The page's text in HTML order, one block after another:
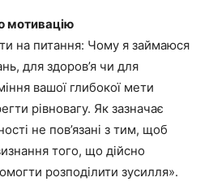
мотивацію
на питання: Чому я займаюся
для здоров’я чи для
вашої глибокої мети
рівновагу. Як зазначає
не пов’язані з тим, щоб
того, що дійсно
розподілити зусилля».